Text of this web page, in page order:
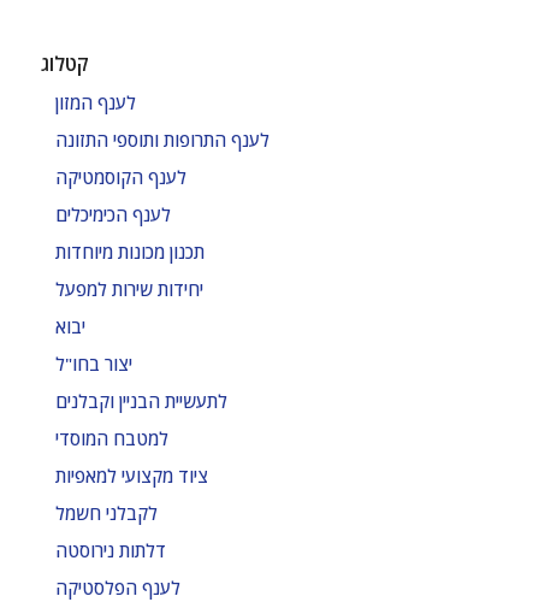
קטלוג
לענף המזון
לענף התרופות ותוספי התזונה
לענף הקוסמטיקה
לענף הכימיכלים
תכנון מכונות מיוחדות
יחידות שירות למפעל
יבוא
יצור בחו"ל
לתעשיית הבניין וקבלנים
למטבח המוסדי
ציוד מקצועי למאפיות
לקבלני חשמל
דלתות נירוסטה
לענף הפלסטיקה